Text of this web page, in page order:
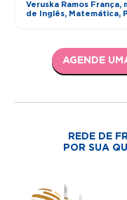
Veruska Ramos França,
de Inglês, Matemática,
AGENDE
REDE DE
POR SUA